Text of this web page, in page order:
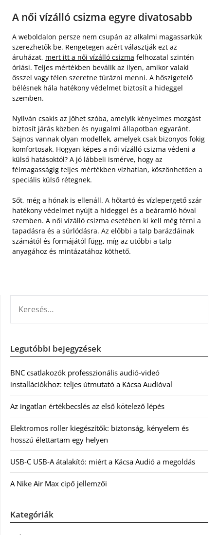
A női vízálló csizma egyre divatosabb
A weboldalon persze nem csupán az alkalmi magassarkúk
szerezhetők be. Rengetegen azért választják ezt az
áruházat, mert itt a női vízálló csizma felhozatal szintén
óriási. Teljes mértékben beválik az ilyen, amikor valaki
ősszel vagy télen szeretne túrázni menni. A hőszigetelő
bélésnek hála hatékony védelmet biztosít a hideggel
szemben.
Nyilván csakis az jöhet szóba, amelyik kényelmes mozgást
biztosít járás közben és nyugalmi állapotban egyaránt.
Sajnos vannak olyan modellek, amelyek csak bizonyos fokig
komfortosak. Hogyan képes a női vízálló csizma védeni a
külső hatásoktól? A jó lábbeli ismérve, hogy az
félmagasságig teljes mértékben vízhatlan, köszönhetően a
speciális külső rétegnek.
Sőt, még a hónak is ellenáll. A hőtartó és vízlepergető szár
hatékony védelmet nyújt a hideggel és a beáramló hóval
szemben. A női vízálló csizma esetében ki kell még térni a
tapadásra és a súrlódásra. Az előbbi a talp barázdáinak
számától és formájától függ, míg az utóbbi a talp
anyagához és mintázatához köthető.
Legutóbbi bejegyzések
BNC csatlakozók professzionális audió-videó
installációkhoz: teljes útmutató a Kácsa Audióval
Az ingatlan értékbecslés az első kötelező lépés
Elektromos roller kiegészítők: biztonság, kényelem és
hosszú élettartam egy helyen
USB-C USB-A átalakító: miért a Kácsa Audió a megoldás
A Nike Air Max cipő jellemzői
Kategóriák